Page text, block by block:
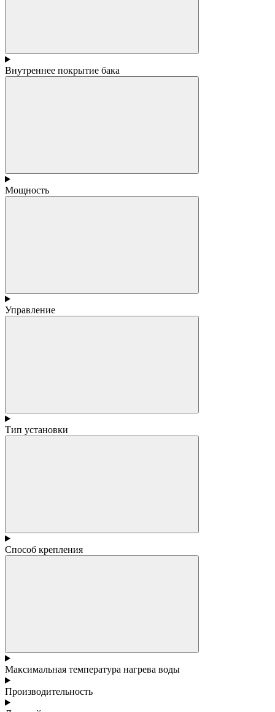
Внутреннее покрытие бака
Мощность
Управление
Тип установки
Способ крепления
Максимальная температура нагрева воды
Производительность